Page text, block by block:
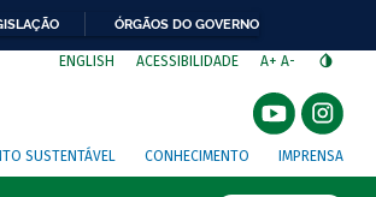
ÓRGÃOS DO GOVERNO
ENGLISH ACESSIBILIDADE A+ A-
SUSTENTÁVEL CONHECIMENTO IMPRENSA